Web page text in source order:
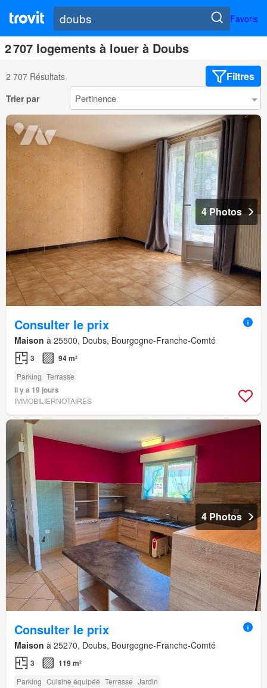
Favoris
2 707 logements à louer à Doubs
2 707 Résultats Filtres
Trier par
4 Photos
Consulter le prix
Maison à 25500, Doubs, Bourgogne-Franche-Comté
3 94 m²
Parking Terrasse
Il y a 19 jours
IMMOBILIERNOTAIRES
4 Photos
Consulter le prix
Maison à 25270, Doubs, Bourgogne-Franche-Comté
3 119 m²
Parking Cuisine équipée Terrasse Jardin